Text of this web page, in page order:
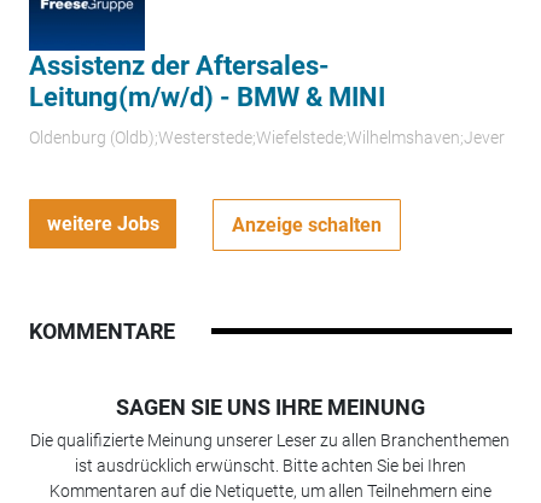
Assistenz der Aftersales-
Leitung(m/w/d) - BMW & MINI
Oldenburg (Oldb);Westerstede;Wiefelstede;Wilhelmshaven;Jever
weitere Jobs Anzeige schalten
KOMMENTARE
SAGEN SIE UNS IHRE MEINUNG
Die qualifizierte Meinung unserer Leser zu allen Branchenthemen
ist ausdrücklich erwünscht. Bitte achten Sie bei Ihren
Kommentaren auf die Netiquette, um allen Teilnehmern eine